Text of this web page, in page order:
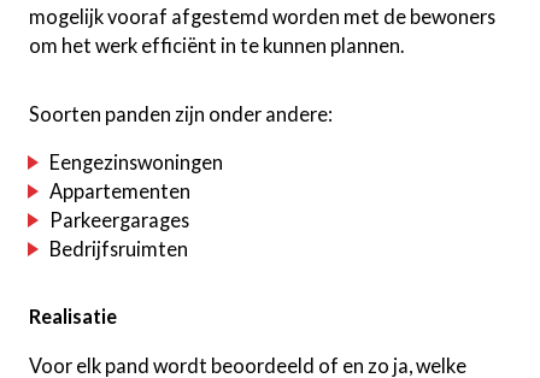
mogelijk vooraf afgestemd worden met de bewoners
om het werk efficiënt in te kunnen plannen.
Soorten panden zijn onder andere:
Eengezinswoningen
Appartementen
Parkeergarages
Bedrijfsruimten
Realisatie
Voor elk pand wordt beoordeeld of en zo ja, welke